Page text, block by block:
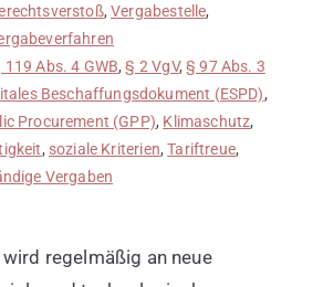
,Vergabestelle,
119 Abs. 4 GWB,§ 2 VgV,§ 97 Abs. 3
Beschaffungsdokument (ESPD),
Procurement (GPP), Klimaschutz,
, soziale Kriterien,Tariftreue,
Vergaben
regelmäßig an neue